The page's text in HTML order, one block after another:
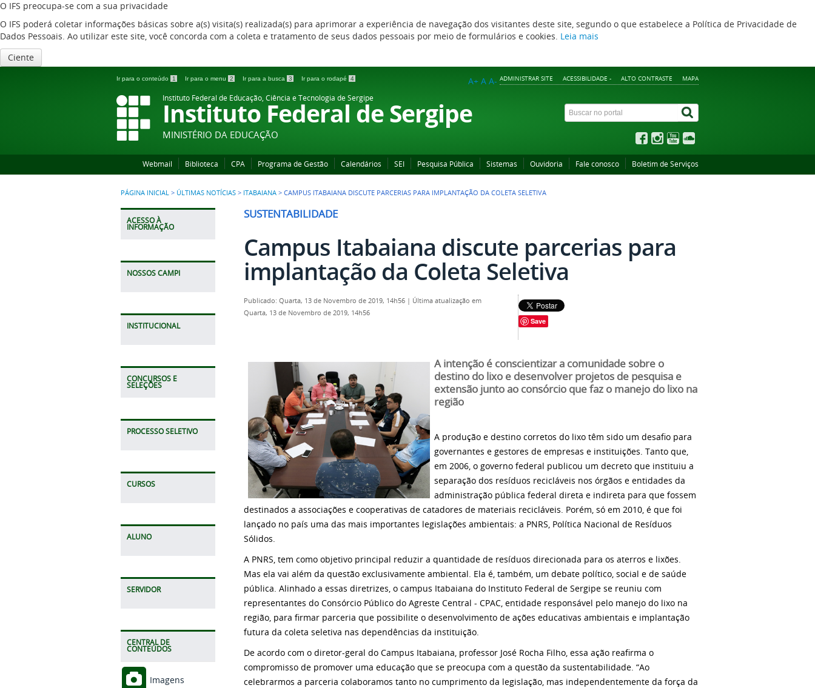
O IFS preocupa-se com a sua privacidade
O IFS poderá coletar informações básicas sobre a(s) visita(s) realizada(s) para aprimorar a experiência de navegação dos visitantes deste site, segundo o que estabelece a Política de Privacidade de
Dados Pessoais. Ao utilizar este site, você concorda com a coleta e tratamento de seus dados pessoais por meio de formulários e cookies. Leia mais
Ciente
Ir para o conteúdo 1 Ir para o menu 2 Ir para a busca 3 Ir para o rodapé 4 ADMINISTRAR SITE ACESSIBILIDADE - ALTO CONTRASTE MAPA
A+ A A-
Instituto Federal de Educação, Ciência e Tecnologia de Sergipe
Instituto Federal de Sergipe
MINISTÉRIO DA EDUCAÇÃO
Webmail Biblioteca CPA Programa de Gestão Calendários SEI Pesquisa Pública Sistemas Ouvidoria Fale conosco Boletim de Serviços
PÁGINA INICIAL > ÚLTIMAS NOTÍCIAS > ITABAIANA > CAMPUS ITABAIANA DISCUTE PARCERIAS PARA IMPLANTAÇÃO DA COLETA SELETIVA
ACESSO À
INFORMAÇÃO
NOSSOS CAMPI
INSTITUCIONAL
CONCURSOS E
SELEÇÕES
PROCESSO SELETIVO
CURSOS
ALUNO
SERVIDOR
CENTRAL DE
CONTEÚDOS
Imagens
SUSTENTABILIDADE
Campus Itabaiana discute parcerias para
implantação da Coleta Seletiva
Publicado: Quarta, 13 de Novembro de 2019, 14h56 | Última atualização em
Quarta, 13 de Novembro de 2019, 14h56
Save
A intenção é conscientizar a comunidade sobre o
destino do lixo e desenvolver projetos de pesquisa e
extensão junto ao consórcio que faz o manejo do lixo na
região
A produção e destino corretos do lixo têm sido um desafio para
governantes e gestores de empresas e instituições. Tanto que,
em 2006, o governo federal publicou um decreto que instituiu a
separação dos resíduos recicláveis nos órgãos e entidades da
administração pública federal direta e indireta para que fossem
destinados a associações e cooperativas de catadores de materiais recicláveis. Porém, só em 2010, é que foi
lançado no país uma das mais importantes legislações ambientais: a PNRS, Política Nacional de Resíduos
Sólidos.
A PNRS, tem como objetivo principal reduzir a quantidade de resíduos direcionada para os aterros e lixões.
Mas ela vai além da questão exclusivamente ambiental. Ela é, também, um debate político, social e de saúde
pública. Alinhado a essas diretrizes, o campus Itabaiana do Instituto Federal de Sergipe se reuniu com
representantes do Consórcio Público do Agreste Central - CPAC, entidade responsável pelo manejo do lixo na
região, para firmar parceria que possibilite o desenvolvimento de ações educativas ambientais e implantação
futura da coleta seletiva nas dependências da instituição.
De acordo com o diretor-geral do Campus Itabaiana, professor José Rocha Filho, essa ação reafirma o
compromisso de promover uma educação que se preocupa com a questão da sustentabilidade. “Ao
celebrarmos a parceria colaboramos tanto no cumprimento da legislação, mas independentemente da força da